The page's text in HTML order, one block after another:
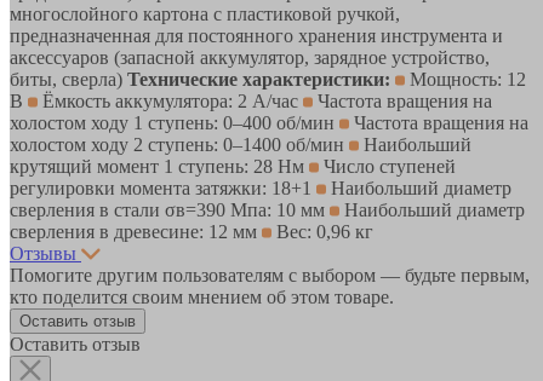
многослойного картона с пластиковой ручкой,
предназначенная для постоянного хранения инструмента и
аксессуаров (запасной аккумулятор, зарядное устройство,
биты, сверла) Технические характеристики:
Мощность: 12
В
Ёмкость аккумулятора: 2 А/час
Частота вращения на
холостом ходу 1 ступень: 0–400 об/мин
Частота вращения на
холостом ходу 2 ступень: 0–1400 об/мин
Наибольший
крутящий момент 1 ступень: 28 Нм
Число ступеней
регулировки момента затяжки: 18+1
Наибольший диаметр
сверления в стали σв=390 Мпа: 10 мм
Наибольший диаметр
сверления в древесине: 12 мм
Вес: 0,96 кг
Отзывы
Помогите другим пользователям с выбором — будьте первым,
кто поделится своим мнением об этом товаре.
Оставить отзыв
Оставить отзыв